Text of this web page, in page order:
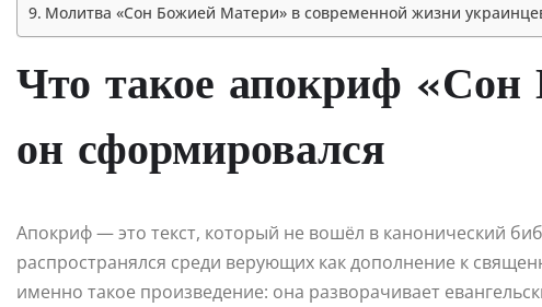
Молитва «Сон Божией Матери» в современной жизни
Что такое апокриф «Сон
он сформировался
Апокриф — это текст, который не вошёл в канонический
распространялся среди верующих как дополнение к
именно такое произведение: она разворачивает